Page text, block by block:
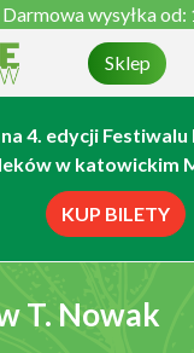
Darmowa wysyłka od:
Sklep
4. edycji Festiwalu
leków w katowickim
KUP BILETY
T. Nowak